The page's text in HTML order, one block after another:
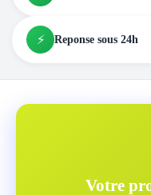
⚡ Reponse sous 24h
Votre